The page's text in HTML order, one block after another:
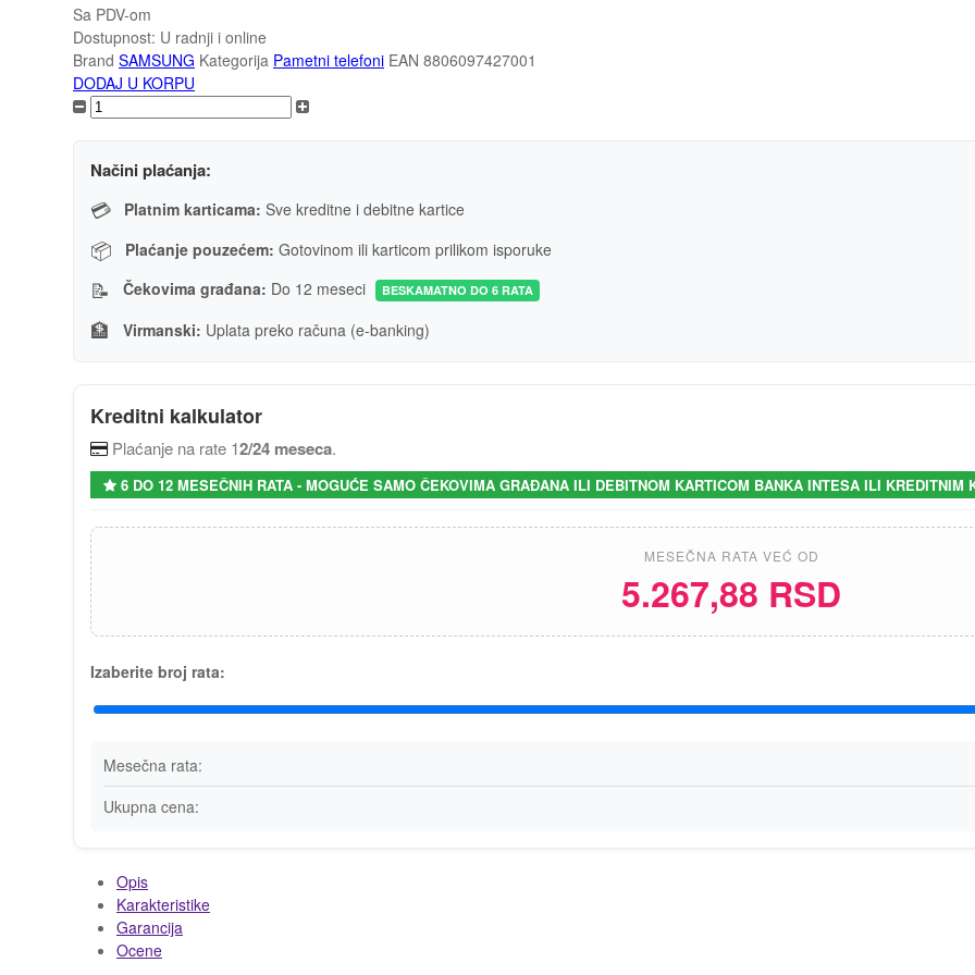
Sa PDV-om
Dostupnost: U radnji i online
Brand SAMSUNG Kategorija Pametni telefoni EAN 8806097427001
DODAJ U KORPU
Načini plaćanja:
💳 Platnim karticama: Sve kreditne i debitne kartice
📦 Plaćanje pouzećem: Gotovinom ili karticom prilikom isporuke
📝 Čekovima građana: Do 12 meseci BESKAMATNO DO 6 RATA
🏦 Virmanski: Uplata preko računa (e-banking)
Kreditni kalkulator
Plaćanje na rate 12/24 meseca.
6 DO 12 MESEČNIH RATA - MOGUĆE SAMO ČEKOVIMA GRAĐANA ILI DEBITNOM KARTICOM BANKA INTESA ILI KREDITNIM
MESEČNA RATA VEĆ OD
5.267,88 RSD
Izaberite broj rata:
Mesečna rata:
Ukupna cena:
Opis
Karakteristike
Garancija
Ocene